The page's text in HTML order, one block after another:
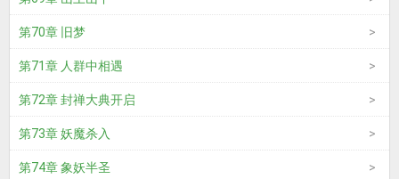
第70章 旧梦
第71章 人群中相遇
第72章 封禅大典开启
第73章 妖魔杀入
第74章 象妖半圣